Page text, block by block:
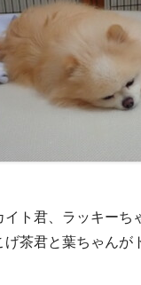
ト君、ラッキーち
茶君と葉ちゃんが